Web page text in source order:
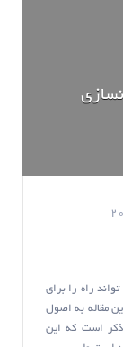
راه را برای
مقاله به اصول
است که این